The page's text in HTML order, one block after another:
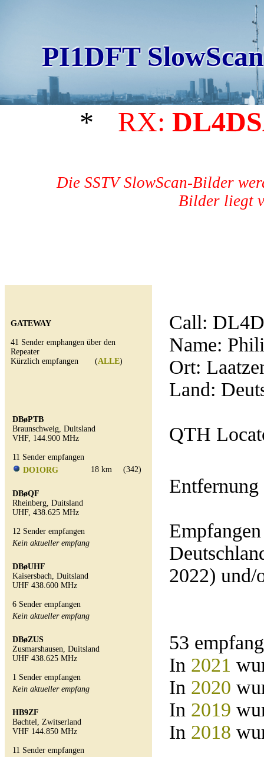
PI1DFT
* RX:
Die SSTV SlowScan-Bilder
Bilder liegt
GATEWAY
41 Sender emphangen über den
Repeater
Kürzlich empfangen (ALLE)
DBøPTB
Braunschweig, Duitsland
VHF, 144.900 MHz
11 Sender empfangen
DO1ORG
18 km (342)
DBøQF
Rheinberg, Duitsland
UHF, 438.625 MHz
12 Sender empfangen
Kein aktueller empfang
DBøUHF
Kaisersbach, Duitsland
UHF 438.600 MHz
6 Sender empfangen
Kein aktueller empfang
DBøZUS
Zusmarshausen, Duitsland
UHF 438.625 MHz
1 Sender empfangen
Kein aktueller empfang
HB9ZF
Bachtel, Zwitserland
VHF 144.850 MHz
11 Sender empfangen
Call:
Name:
Ort:
Land:
QTH
Entfernung
2022) und/
53
In 2021
In 2020
In 2019
In 2018